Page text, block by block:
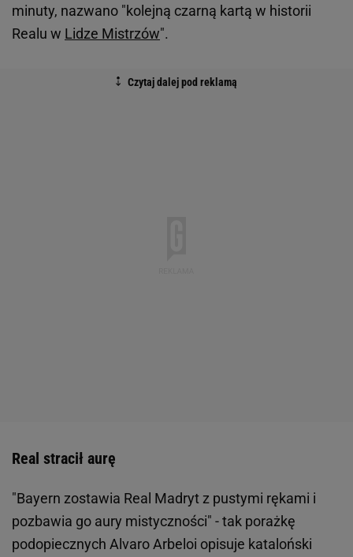
minuty, nazwano "kolejną czarną kartą w historii
Realu w Lidze Mistrzów".
Real stracił aurę
"Bayern zostawia Real Madryt z pustymi rękami i
pozbawia go aury mistyczności" - tak porażkę
podopiecznych Alvaro Arbeloi opisuje kataloński